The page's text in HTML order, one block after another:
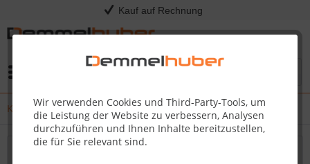
Kauf auf Rechnung
Wir verwenden Cookies und Third-Party-Tools, um
die Leistung der Website zu verbessern, Analysen
durchzuführen und Ihnen Inhalte bereitzustellen,
die für Sie relevant sind.
Kress - Release Notes